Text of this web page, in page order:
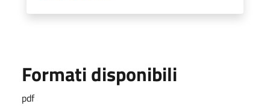
Formati disponibili
pdf